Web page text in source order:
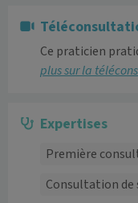
Ce praticien
plus sur la
Expertises
Première
Consultation de